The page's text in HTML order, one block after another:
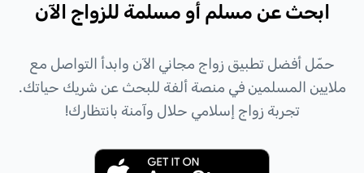
ابحث عن مسلم أو مسلمة للزواج الآن
حمّل أفضل تطبيق زواج مجاني الآن وابدأ التواصل مع
ملايين المسلمين في منصة ألفة للبحث عن شريك حياتك.
تجربة زواج إسلامي حلال وآمنة بانتظارك!